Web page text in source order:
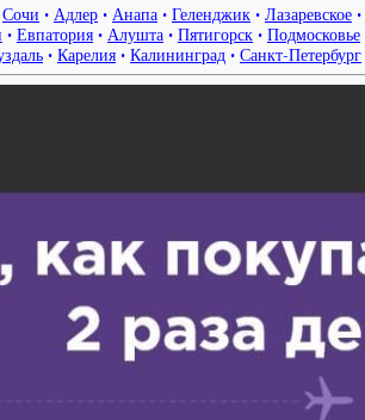
Сочи • Адлер • Анапа • Геленджик • Лазаревское •
• Евпатория • Алушта • Пятигорск • Подмосковье
• Карелия • Калининград • Санкт-Петербург